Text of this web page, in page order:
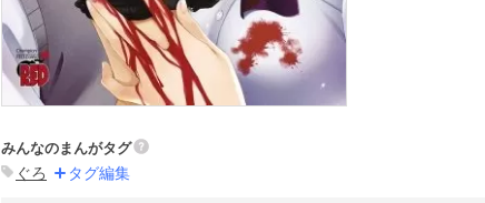
みんなのまんがタグ
ぐろ タグ編集